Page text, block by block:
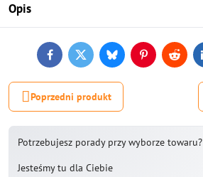
Opis
FacebookTwitterBlueskyPinterestReddit
Poprzedni produkt
Potrzebujesz porady przy wyborze towaru?
Jesteśmy tu dla Ciebie